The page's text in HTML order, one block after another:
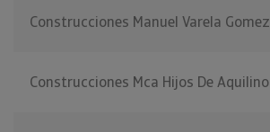
Construcciones Manuel Varela Gomez
Construcciones Mca Hijos De Aquilino